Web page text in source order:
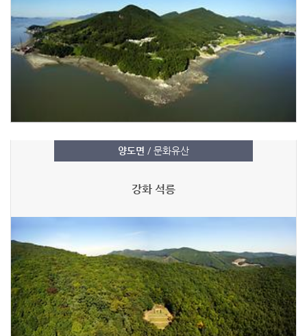
양도면 / 문화유산
강화 석릉